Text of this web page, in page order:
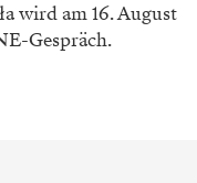
wird am 16. August
Gespräch.